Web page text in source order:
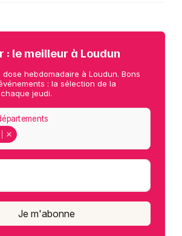
le meilleur à Loudun
hebdomadaire à Loudun. Bons
: la sélection de la
jeudi.
Je m'abonne